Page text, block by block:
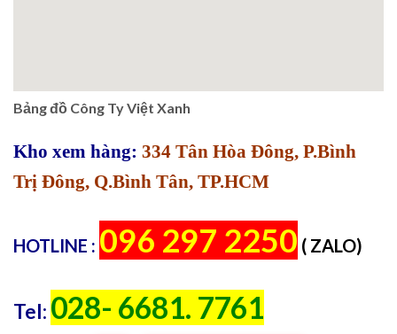
Bảng đồ Công Ty Việt Xanh
Kho xem hàng: 334 Tân Hòa Đông, P.Bình
Trị Đông, Q.Bình Tân, TP.HCM
HOTLINE : 096 297 2250 ( ZALO)
Tel: 028- 6681. 7761